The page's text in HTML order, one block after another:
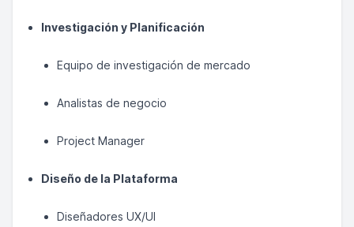
Investigación y Planificación
Equipo de investigación de mercado
Analistas de negocio
Project Manager
Diseño de la Plataforma
Diseñadores UX/UI